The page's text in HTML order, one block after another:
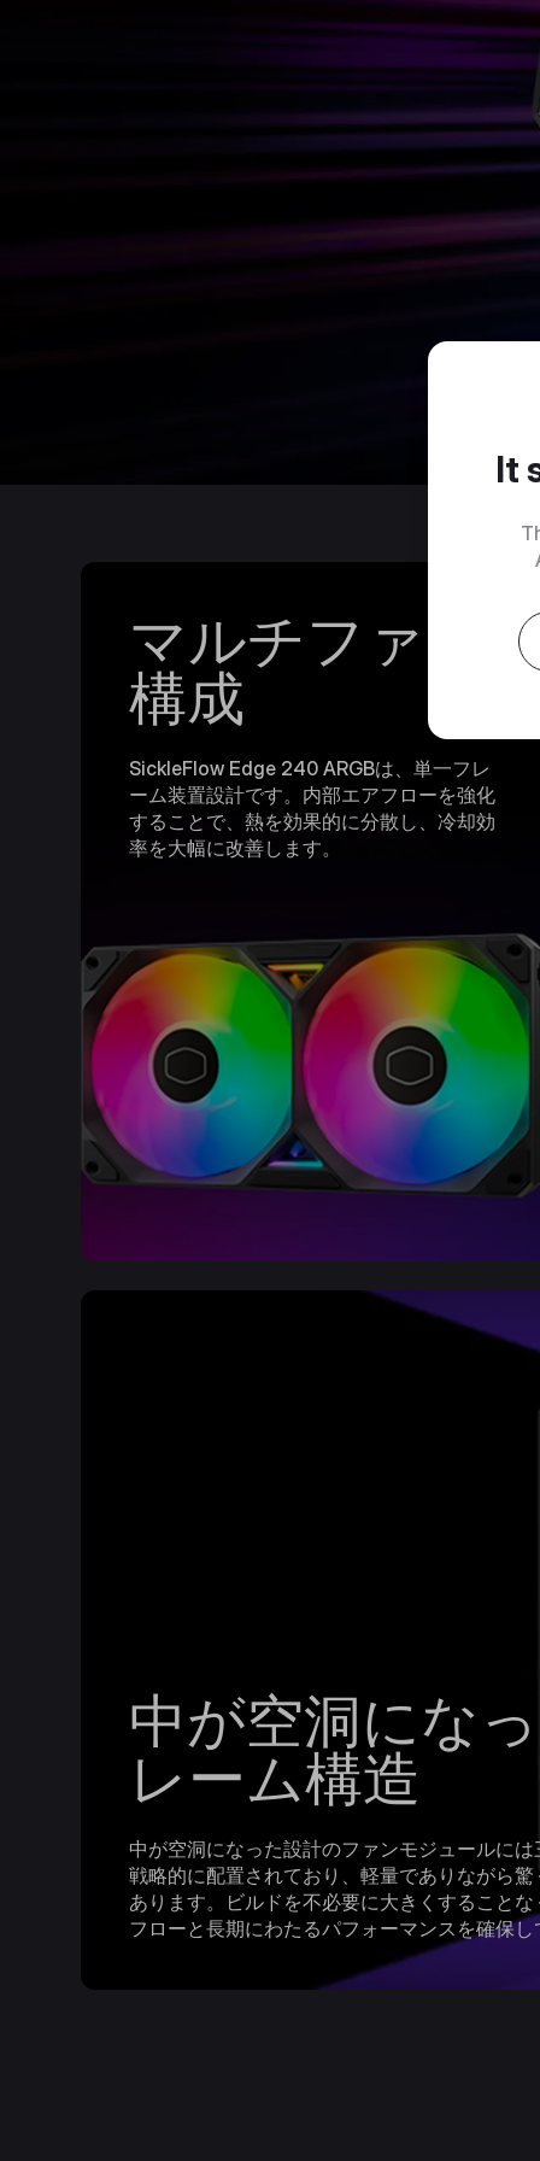
マルチファン
構成
SickleFlow Edge 240​​ ARGBは、単一フレ
ーム装置設計です。内部エアフローを強化
することで、熱を効果的に分散し、冷却効
率を大幅に改善します。
中が空洞にな
レーム構造
中が空洞になった設計のファンモジュールに
戦略的に配置されており、軽量でありながら
あります。ビルドを不必要に大きくすること
フローと長期にわたるパフォーマンスを確保
It